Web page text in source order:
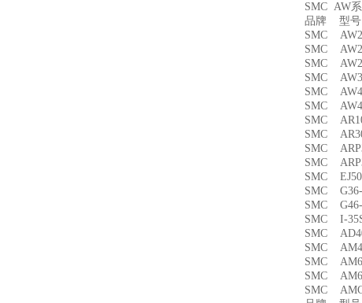
SMC AW
品牌 型
SMC
SMC
SMC
SMC
SMC
SMC
SMC
SMC
SMC
SMC
SMC
SMC
SMC
SMC I-
SMC
SMC
SMC
SMC
SMC